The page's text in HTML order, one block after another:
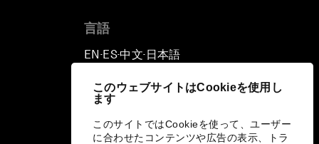
このウェブサイトはCookieを使用し
ます
このサイトではCookieを使って、ユーザー
に合わせたコンテンツや広告の表示、トラ
言語
EN ▪ ES▪中文▪ 日本語